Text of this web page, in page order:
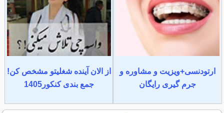
ارتودنسی+ویزیت و مشاوره و
جرم گیری رایگان
از الان آینده شغلیتو مشخص کن!
جمع بندی کنکور1405